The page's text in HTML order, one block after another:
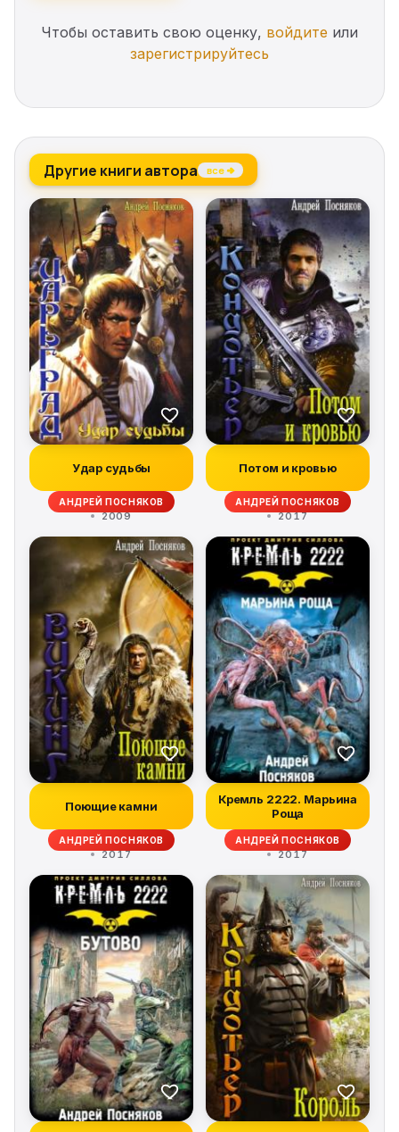
Чтобы оставить свою оценку, войдите или
зарегистрируйтесь
Другие книги автора все →
Удар судьбы
АНДРЕЙ ПОСНЯКОВ
2009
Потом и кровью
АНДРЕЙ ПОСНЯКОВ
2017
Поющие камни
АНДРЕЙ ПОСНЯКОВ
2017
Кремль 2222. Марьина
Роща
АНДРЕЙ ПОСНЯКОВ
2017